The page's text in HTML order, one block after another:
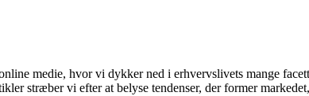
medie, hvor vi dykker ned i erhvervslivets mange
stræber vi efter at belyse tendenser, der former